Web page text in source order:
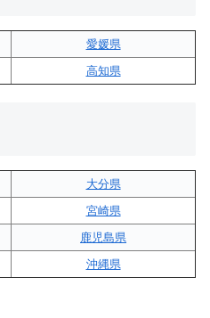
愛媛県
高知県
大分県
宮崎県
鹿児島県
沖縄県